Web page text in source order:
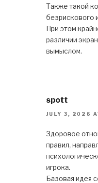
Также такой
безрискового
При этом
различии
вымыслом.
spott
JULY 3, 2026
Здоровое
правил,
игрока.
Базовая идея